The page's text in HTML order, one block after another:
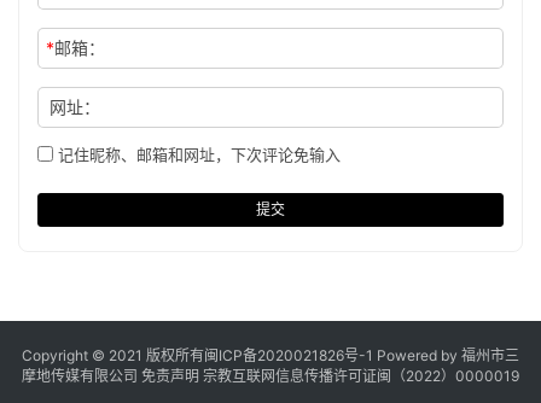
*邮箱：
网址：
记住昵称、邮箱和网址，下次评论免输入
提交
Copyright © 2021 版权所有闽ICP备2020021826号-1 Powered by 福州市三
摩地传媒有限公司 免责声明 宗教互联网信息传播许可证闽（2022）0000019